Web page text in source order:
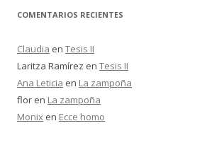
COMENTARIOS RECIENTES
Claudia en Tesis II
Laritza Ramírez en Tesis II
Ana Leticia en La zampoña
flor en La zampoña
Monix en Ecce homo